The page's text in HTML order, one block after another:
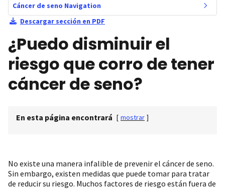
Cáncer de seno Navigation
Descargar sección en PDF
¿Puedo disminuir el
riesgo que corro de tener
cáncer de seno?
En esta página encontrará [ mostrar ]
No existe una manera infalible de prevenir el cáncer de seno.
Sin embargo, existen medidas que puede tomar para tratar
de reducir su riesgo. Muchos factores de riesgo están fuera de